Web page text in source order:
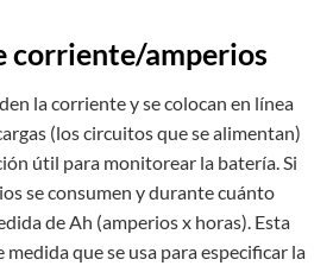
corriente/amperios
la corriente y se colocan en línea
(los circuitos que se alimentan)
útil para monitorear la batería. Si
se consumen y durante cuánto
de Ah (amperios x horas). Esta
medida que se usa para especificar la